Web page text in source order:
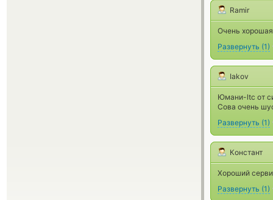
Ramir
Очень
Развернуть (1)
Iakov
Юмани-ltc от
Сова очень
Развернуть (1)
Констант
Хороший
Развернуть (1)